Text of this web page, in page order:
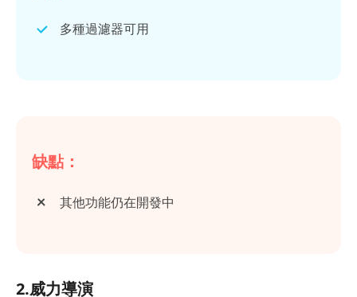
多種過濾器可用
缺點：
其他功能仍在開發中
2.威力導演